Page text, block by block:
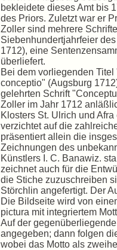
bekleidete dieses Amt bis
des Priors. Zuletzt war er
Zoller sind mehrere
Siebenhundertjahrfeier
1712), eine
überliefert.
Bei dem vorliegenden
conceptio" (Augsburg
gelehrten Schrift
Zoller im Jahr 1712
Klosters St. Ulrich und
verzichtet auf die
präsentiert allein die
Zeichnungen des
Künstlers I. C. Banawiz.
zeichnet auch für die
die Stiche zuzuschreiben
Störchlin angefertigt. Der
Die Bildseite wird von
pictura mit integriertem
Auf der
angegeben; dann folgen
wobei das Motto als